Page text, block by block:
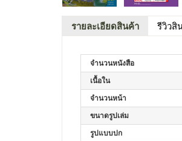
รายละเอียดสินค้า รีวิวสิ
จำนวนหนังสือ
เนื้อใน
จำนวนหน้า
ขนาดรูปเล่ม
รูปแบบปก